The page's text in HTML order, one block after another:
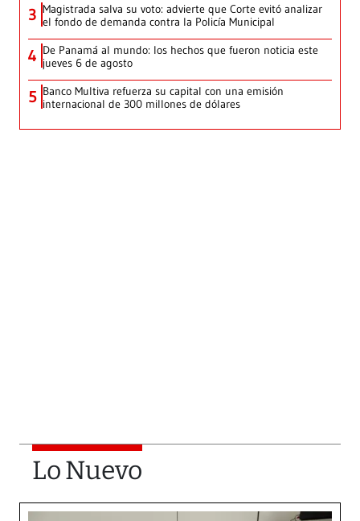
3 Magistrada salva su voto: advierte que Corte evitó analizar
el fondo de demanda contra la Policía Municipal
4 De Panamá al mundo: los hechos que fueron noticia este
jueves 6 de agosto
5 Banco Multiva refuerza su capital con una emisión
internacional de 300 millones de dólares
Lo Nuevo